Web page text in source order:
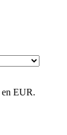
en EUR.